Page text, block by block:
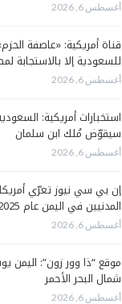
أغسطس 6, 2026
قناة أمريكية: «عاصفة
للسعودية إلا بالاستجابة
أغسطس 6, 2026
استخبارات أمريكية:
سيقوّض مُلك ابن سلمان
أغسطس 6, 2026
إن بي سي نيوز تعرّي
المدنيين في اليمن عام 2025
أغسطس 6, 2026
موقع “ذا وور زون”:
شمال البحر الأحمر
أغسطس 6, 2026